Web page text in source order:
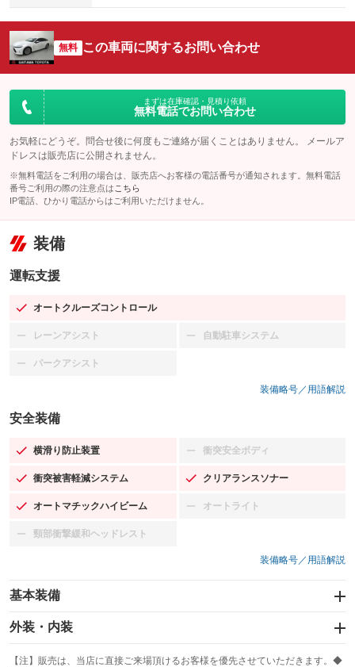
無料 この車両に関するお問い合わせ
まずは在庫確認・見積り依頼
無料電話でお問い合わせ
お気軽にどうぞ。問合せ後に何度もご連絡が届くことはありません。 メールア
ドレスは販売店に公開されません。
※無料電話をご利用の場合は、販売店へお客様の電話番号が通知されます。無料電話
番号ご利用の際の注意点は こちら
IP電話、ひかり電話からはご利用いただけません。
装備
運転支援
オートクルーズコントロール
：装備あり
レーンアシスト
：装備なし 自動駐車システム
：装備なし
パークアシスト
：装備なし
装備略号／用語解説
安全装備
横滑り防止装置
：装備あり 衝突安全ボディ
：装備なし
衝突被害軽減システム
：装備あり クリアランスソナー
：装備あり
オートマチックハイビーム
：装備あり オートライト
：装備なし
頸部衝撃緩和ヘッドレスト
：装備なし
装備略号／用語解説
基本装備
エアバッグ：運転席/助手席/サイド
：装備あり
：装備なし
外装・内装
カーナビ：メモリーナビ他
：装備あり
【注】販売は、当店に直接ご来場頂けるお客様を優先させていただきます。◆